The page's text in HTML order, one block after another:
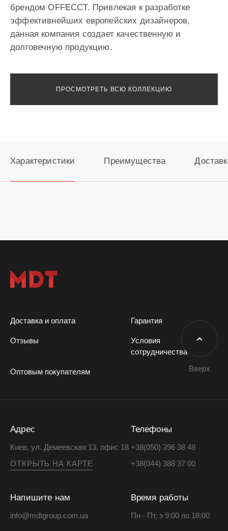
брендом OFFECCT. Привлекая к разработке
эффективнейших европейских дизайнеров,
данная компания создает качественную и
долговечную продукцию.
ПРОСМОТРЕТЬ ВСЮ КОЛЛЕКЦИЮ
Характеристики Преимущества
Доставка и оплата Гарантия
Отзывы
Условия
сотрудничества
Оптовым покупателям
Адрес
Киев, ул. Демеевская 13, офис 18
ОТКРЫТЬ НА КАРТЕ
Телефоны
+38(050) 396 38 48
+38(044) 388 37 00
Напишите нам
info@mdtgroup.com.ua
Время работы
Пн - Пт, з 9:00 по 18:00
Вверх